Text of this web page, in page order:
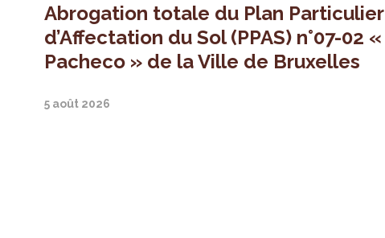
Abrogation totale du Plan Particulier
d’Affectation du Sol (PPAS) n°07-02 «
Pacheco » de la Ville de Bruxelles
5 août 2026